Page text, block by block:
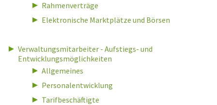
Rahmenverträge
Elektronische Marktplätze und Börsen
Verwaltungsmitarbeiter - Aufstiegs- und
Entwicklungsmöglichkeiten
Allgemeines
Personalentwicklung
Tarifbeschäftigte